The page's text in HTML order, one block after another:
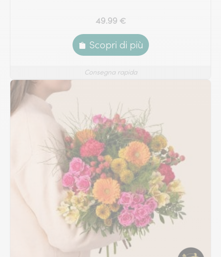
49.99 €
Scopri di più
Consegna rapida